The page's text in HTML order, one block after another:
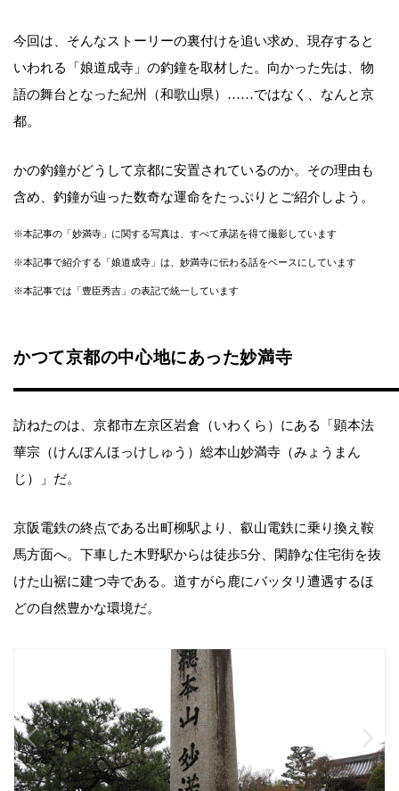
今回は、そんなストーリーの裏付けを追い求め、現存すると
いわれる「娘道成寺」の釣鐘を取材した。向かった先は、物
語の舞台となった紀州（和歌山県）……ではなく、なんと京
都。
かの釣鐘がどうして京都に安置されているのか。その理由も
含め、釣鐘が辿った数奇な運命をたっぷりとご紹介しよう。
※本記事の「妙満寺」に関する写真は、すべて承諾を得て撮影しています
※本記事で紹介する「娘道成寺」は、妙満寺に伝わる話をベースにしています
※本記事では「豊臣秀吉」の表記で統一しています
かつて京都の中心地にあった妙満寺
訪ねたのは、京都市左京区岩倉（いわくら）にある「顕本法
華宗（けんぽんほっけしゅう）総本山妙満寺（みょうまん
じ）」だ。
京阪電鉄の終点である出町柳駅より、叡山電鉄に乗り換え鞍
馬方面へ。下車した木野駅からは徒歩5分、閑静な住宅街を抜
けた山裾に建つ寺である。道すがら鹿にバッタリ遭遇するほ
どの自然豊かな環境だ。